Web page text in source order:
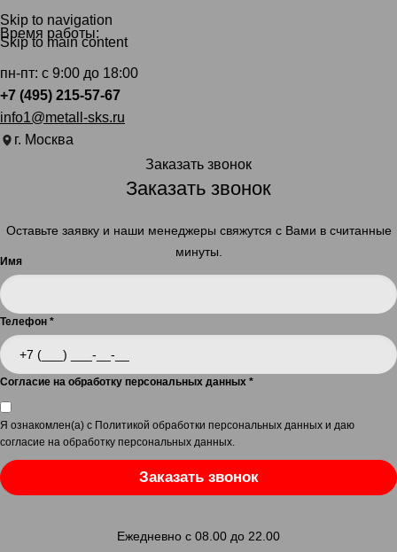
Skip to navigation
Skip to main content
Время работы:
пн-пт: с 9:00 до 18:00
+7 (495) 215-57-67
info1@metall-sks.ru
г. Москва
Заказать звонок
Заказать звонок
Оставьте заявку и наши менеджеры свяжутся с Вами в считанные
минуты.
Имя
Телефон *
Согласие на обработку персональных данных *
Я ознакомлен(а) с Политикой обработки персональных данных и даю
согласие на обработку персональных данных
Заказать звонок
Ежедневно с 08.00 до 22.00